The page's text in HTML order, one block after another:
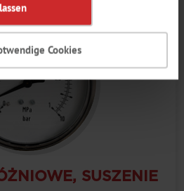
Cookies
SUSZENIE